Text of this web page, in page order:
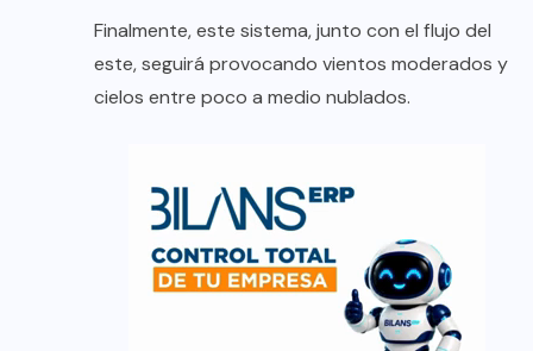
Finalmente, este sistema, junto con el flujo del
este, seguirá provocando vientos moderados y
cielos entre poco a medio nublados.